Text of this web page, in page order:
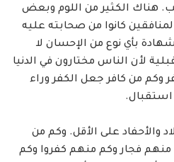
هناك الكثير من اللوم وبعض
كانوا ‏من صحابته عليه
بأي نوع من الإحسان لا
لأن الناس مختارون في الدنيا
وكم من كافر جعل الكفر وراء
والأحفاد على الأقل. وكم من
منهم ‏فجار وكم منهم كفروا وكم